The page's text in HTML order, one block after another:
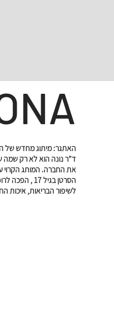
האתגר: מיתוג מחדש של
ד”ר נונה הוא לא רק שמה
את החברה. המותג הקרוי
הסרטן בגיל
לשיפור הבריאות, איכות